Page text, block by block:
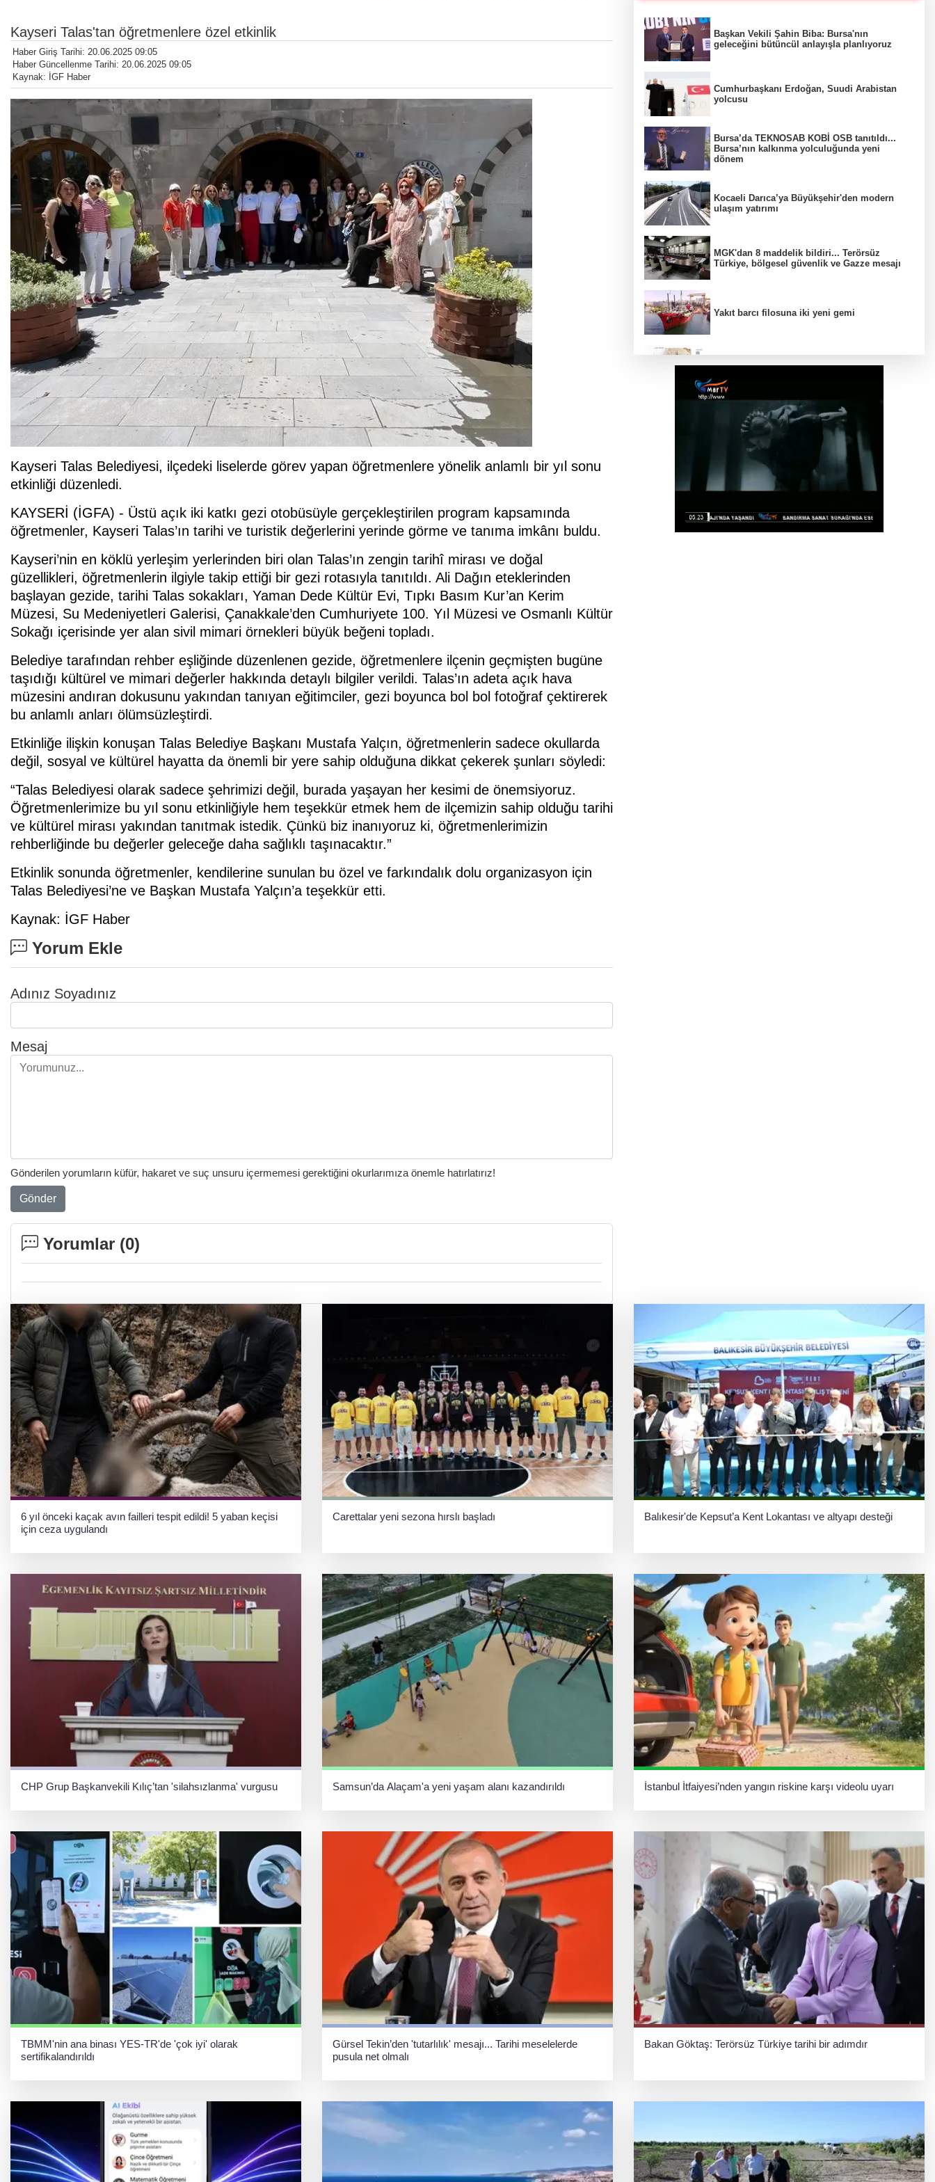
Kayseri Talas'tan öğretmenlere özel etkinlik
Haber Giriş Tarihi: 20.06.2025 09:05
Haber Güncellenme Tarihi: 20.06.2025 09:05
Kaynak: İGF Haber
Kayseri Talas Belediyesi, ilçedeki liselerde görev yapan öğretmenlere yönelik anlamlı bir yıl sonu
etkinliği düzenledi.
KAYSERİ (İGFA) - Üstü açık iki katkı gezi otobüsüyle gerçekleştirilen program kapsamında
öğretmenler, Kayseri Talas’ın tarihi ve turistik değerlerini yerinde görme ve tanıma imkânı buldu.
Kayseri’nin en köklü yerleşim yerlerinden biri olan Talas’ın zengin tarihî mirası ve doğal
güzellikleri, öğretmenlerin ilgiyle takip ettiği bir gezi rotasıyla tanıtıldı. Ali Dağın eteklerinden
başlayan gezide, tarihi Talas sokakları, Yaman Dede Kültür Evi, Tıpkı Basım Kur’an Kerim
Müzesi, Su Medeniyetleri Galerisi, Çanakkale’den Cumhuriyete 100. Yıl Müzesi ve Osmanlı Kültür
Sokağı içerisinde yer alan sivil mimari örnekleri büyük beğeni topladı.
Belediye tarafından rehber eşliğinde düzenlenen gezide, öğretmenlere ilçenin geçmişten bugüne
taşıdığı kültürel ve mimari değerler hakkında detaylı bilgiler verildi. Talas’ın adeta açık hava
müzesini andıran dokusunu yakından tanıyan eğitimciler, gezi boyunca bol bol fotoğraf çektirerek
bu anlamlı anları ölümsüzleştirdi.
Etkinliğe ilişkin konuşan Talas Belediye Başkanı Mustafa Yalçın, öğretmenlerin sadece okullarda
değil, sosyal ve kültürel hayatta da önemli bir yere sahip olduğuna dikkat çekerek şunları söyledi:
“Talas Belediyesi olarak sadece şehrimizi değil, burada yaşayan her kesimi de önemsiyoruz.
Öğretmenlerimize bu yıl sonu etkinliğiyle hem teşekkür etmek hem de ilçemizin sahip olduğu tarihi
ve kültürel mirası yakından tanıtmak istedik. Çünkü biz inanıyoruz ki, öğretmenlerimizin
rehberliğinde bu değerler geleceğe daha sağlıklı taşınacaktır.”
Etkinlik sonunda öğretmenler, kendilerine sunulan bu özel ve farkındalık dolu organizasyon için
Talas Belediyesi’ne ve Başkan Mustafa Yalçın’a teşekkür etti.
Kaynak: İGF Haber
Yorum Ekle
Adınız Soyadınız
Mesaj
Gönderilen yorumların küfür, hakaret ve suç unsuru içermemesi gerektiğini okurlarımıza önemle hatırlatırız!
Gönder
Yorumlar (0)
Başkan Vekili Şahin Biba: Bursa'nın
geleceğini bütüncül anlayışla planlıyoruz
Cumhurbaşkanı Erdoğan, Suudi Arabistan
yolcusu
Bursa’da TEKNOSAB KOBİ OSB tanıtıldı...
Bursa’nın kalkınma yolculuğunda yeni
dönem
Kocaeli Darıca’ya Büyükşehir'den modern
ulaşım yatırımı
MGK'dan 8 maddelik bildiri... Terörsüz
Türkiye, bölgesel güvenlik ve Gazze mesajı
Yakıt barcı filosuna iki yeni gemi
Türkiye ile Vietnam arasında 'hava'da yeni
dönem... Sefer kapasitesi artırıldı
Görevden uzaklaştırılan Utku Caner Çaykara
hakkında tahliye kararı
Fındık alım fiyatları açıklandı... Alımlar 24
Ağustos'ta başlıyor
6 yıl önceki kaçak avın failleri tespit edildi! 5 yaban keçisi
için ceza uygulandı
Carettalar yeni sezona hırslı başladı Balıkesir'de Kepsut’a Kent Lokantası ve altyapı desteği
CHP Grup Başkanvekili Kılıç’tan 'silahsızlanma' vurgusu Samsun’da Alaçam'a yeni yaşam alanı kazandırıldı İstanbul İtfaiyesi’nden yangın riskine karşı videolu uyarı
TBMM'nin ana binası YES-TR'de 'çok iyi' olarak
sertifikalandırıldı
Gürsel Tekin’den 'tutarlılık' mesajı... Tarihi meselelerde
pusula net olmalı
Bakan Göktaş: Terörsüz Türkiye tarihi bir adımdır